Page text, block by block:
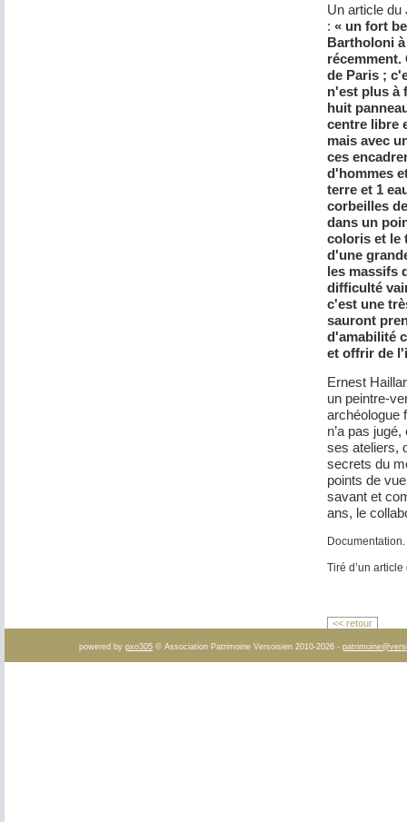
Un article du
: « un fort
Bartholoni
récemment.
de Paris ;
n'est plus à
huit
centre libre
mais avec
ces
d'hommes
terre et 1
corbeilles
dans un
coloris et le
d'une
les massifs
difficulté
c'est une
sauront
d'amabilité
et offrir de
Ernest
un peintre-
archéologue
n’a pas
ses ateliers,
secrets du
points de
savant et
ans, le
Tiré d’un
<< retour
powered by pxo305 © Association Patrimoine Versoisien 2010-2026 -